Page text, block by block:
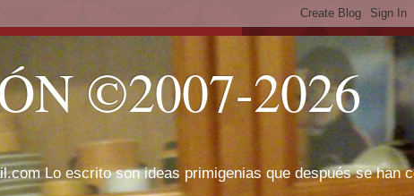
©2007-2026
Lo escrito son ideas primigenias que después se han